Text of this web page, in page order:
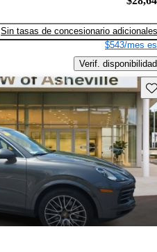
Sin tasas de concesionario adicionales
$543/mes
Verif. disponibilidad